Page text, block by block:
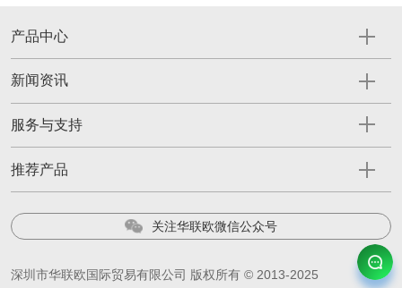
产品中心
新闻资讯
服务与支持
推荐产品
关注华联欧微信公众号
深圳市华联欧国际贸易有限公司 版权所有 © 2013-2025